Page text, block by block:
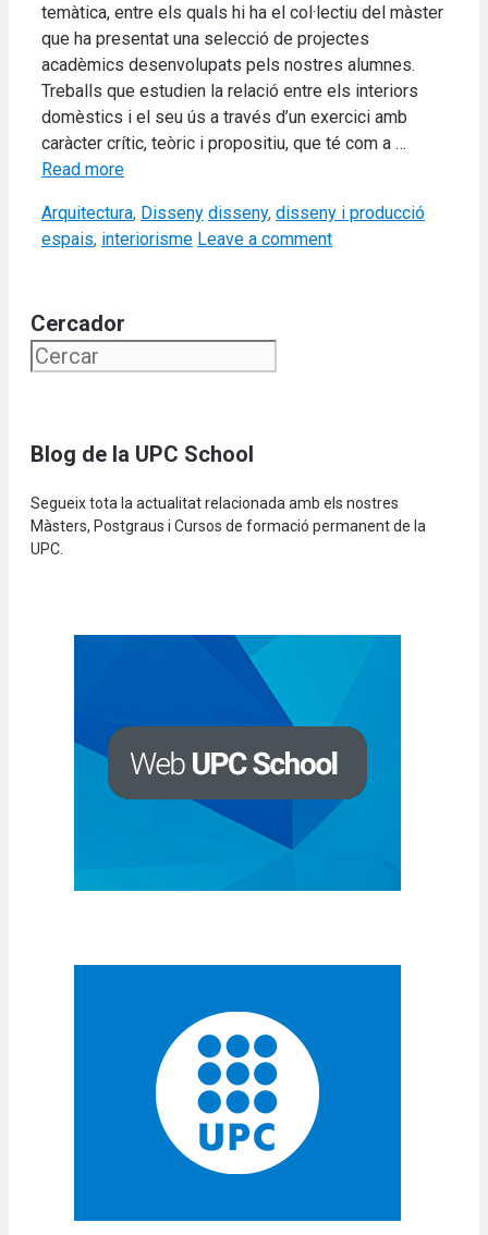
temàtica, entre els quals hi ha el col·lectiu del màster
que ha presentat una selecció de projectes
acadèmics desenvolupats pels nostres alumnes.
Treballs que estudien la relació entre els interiors
domèstics i el seu ús a través d’un exercici amb
caràcter crític, teòric i propositiu, que té com a …
Read more
Categories
Arquitectura, Disseny Tags
disseny, disseny i producció
espais, interiorisme Leave a comment
Cercador
Blog de la UPC School
Segueix tota la actualitat relacionada amb els nostres
Màsters, Postgraus i Cursos de formació permanent de la
UPC.